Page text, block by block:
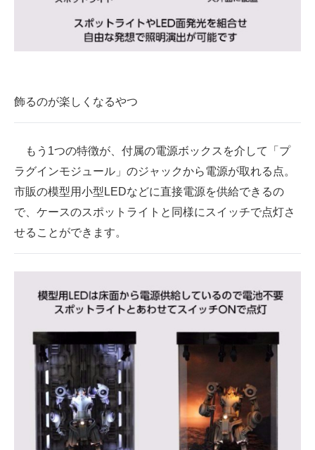
飾るのが楽しくなるやつ
もう1つの特徴が、付属の電源ボックスを介して「プ
ラグインモジュール」のジャックから電源が取れる点。
市販の模型用小型LEDなどに直接電源を供給できるの
で、ケースのスポットライトと同様にスイッチで点灯さ
せることができます。